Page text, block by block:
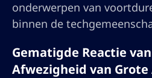
onderwerpen van
binnen de
Gematigde Reactie
Afwezigheid van